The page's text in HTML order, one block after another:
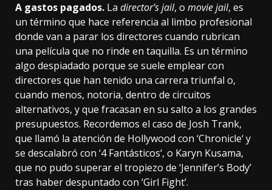
A gastos pagados. La director’s jail, o movie jail, es
un término que hace referencia al limbo profesional
donde van a parar los directores cuando rubrican
una película que no rinde en taquilla. Es un término
algo despiadado porque se suele emplear con
directores que han tenido una carrera triunfal o,
cuando menos, notoria, dentro de circuitos
alternativos, y que fracasan en su salto a los grandes
presupuestos. Recordemos el caso de Josh Trank,
que llamó la atención de Hollywood con ‘Chronicle‘ y
se descalabró con ‘4 Fantásticos‘, o Karyn Kusama,
que no pudo superar el tropiezo de ‘Jennifer’s Body’
tras haber despuntado con ‘Girl Fight’.